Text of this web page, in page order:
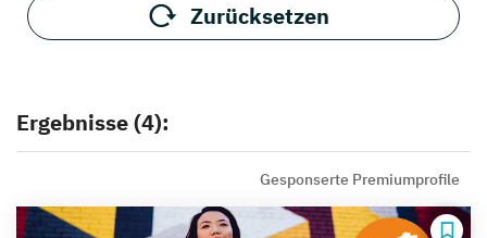
Zurücksetzen
Ergebnisse (4):
Gesponserte Premiumprofile